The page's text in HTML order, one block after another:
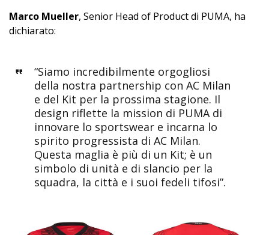
Marco Mueller, Senior Head of Product di PUMA, ha
dichiarato:
“Siamo incredibilmente orgogliosi
della nostra partnership con AC Milan
e del Kit per la prossima stagione. Il
design riflette la mission di PUMA di
innovare lo sportswear e incarna lo
spirito progressista di AC Milan.
Questa maglia è più di un Kit; è un
simbolo di unità e di slancio per la
squadra, la città e i suoi fedeli tifosi”.